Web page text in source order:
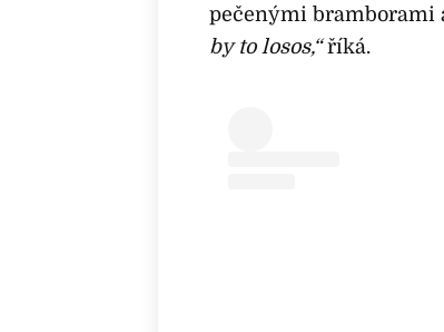
pečenými bramborami
by to losos,“říká.